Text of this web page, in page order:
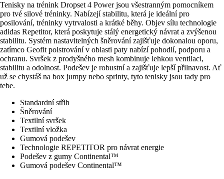
Tenisky na trénink Dropset 4 Power jsou všestranným pomocníkem
pro tvé silové tréninky. Nabízejí stabilitu, která je ideální pro
posilování, tréninky vytrvalosti a krátké běhy. Objev sílu technologie
adidas Repetitor, která poskytuje stálý energetický návrat a zvýšenou
stabilitu. Systém nastavitelných šněrování zajišťuje dokonalou oporu,
zatímco Geofit polstrování v oblasti paty nabízí pohodlí, podporu a
ochranu. Svršek z prodyšného mesh kombinuje lehkou ventilaci,
stabilitu a odolnost. Podešev je robustní a zajišťuje lepší přilnavost. Ať
už se chystáš na box jumpy nebo sprinty, tyto tenisky jsou tady pro
tebe.
Standardní střih
Šněrování
Textilní svršek
Textilní vložka
Gumová podešev
Technologie REPETITOR pro návrat energie
Podešev z gumy Continental™
Gumová podešev Continental™